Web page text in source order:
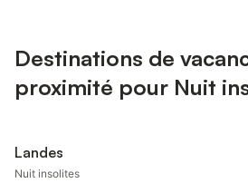
Destinations de
proximité pour Nuit
Landes
Nuit insolites